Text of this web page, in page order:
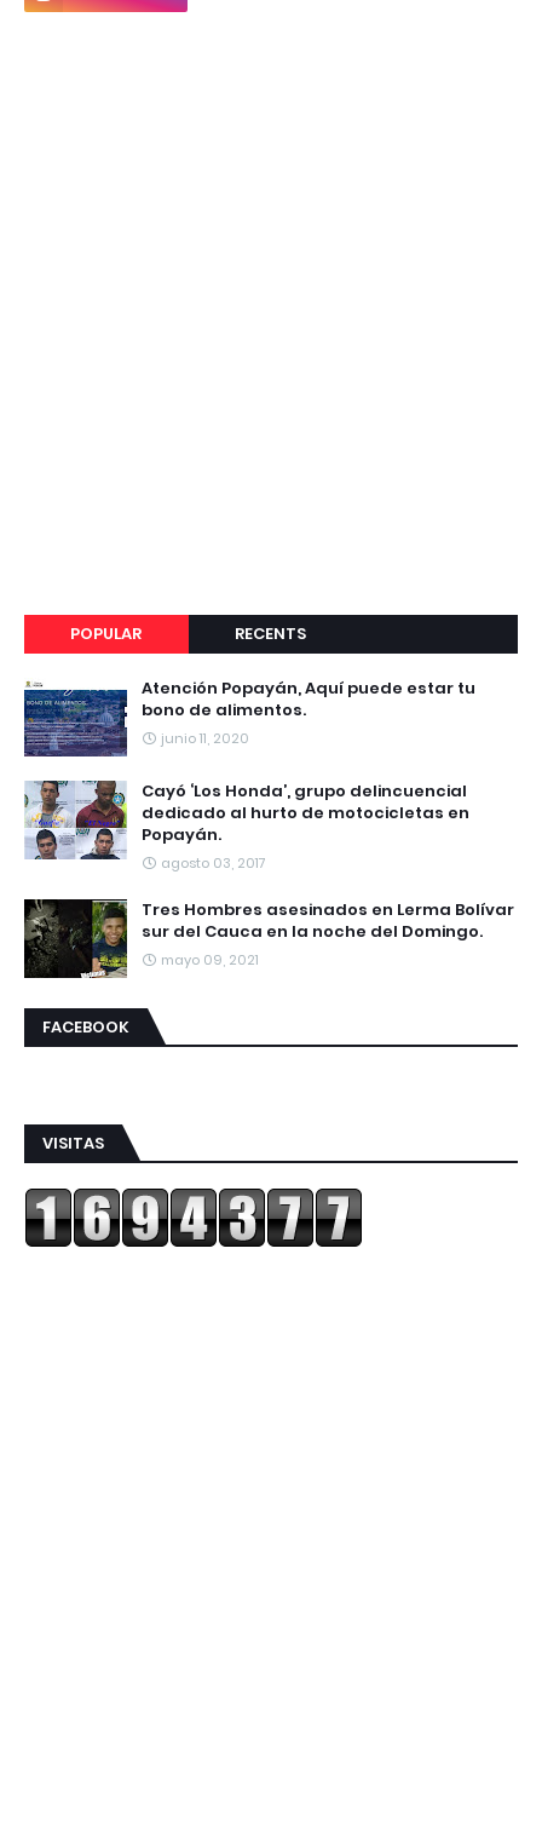
POPULAR RECENTS
Atención Popayán, Aquí puede estar tu
bono de alimentos.
junio 11, 2020
Cayó ‘Los Honda’, grupo delincuencial
dedicado al hurto de motocicletas en
Popayán.
agosto 03, 2017
Tres Hombres asesinados en Lerma Bolívar
sur del Cauca en la noche del Domingo.
mayo 09, 2021
FACEBOOK
VISITAS